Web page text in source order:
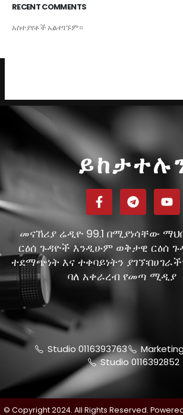
RECENT COMMENTS
አስተያየቶች አልተገኙም።
መናኸሪያ ሬዲዮ 99.1 በሚያነሳቸው
ርዕሰ ጉዳዮች እንዲሁም ወቅታዊ ርዕሰ
ተደማጭነት እና ተቀባይነትን
ባለ አቀራረብ የመጣ ሚዲያ
Studio 0116393763
Marketing
Studio 0116392852
© Copyright 2024. All Rights Reserved.